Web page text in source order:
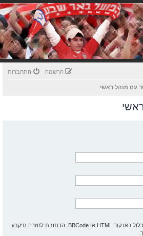
התחברות הרשמה
עם מנהל ראשי
הודעה זו תשלח כטקסט נקי, אל תכלול כאו קוד HTML או BBCode. הכתובת לחזרה תיקבע